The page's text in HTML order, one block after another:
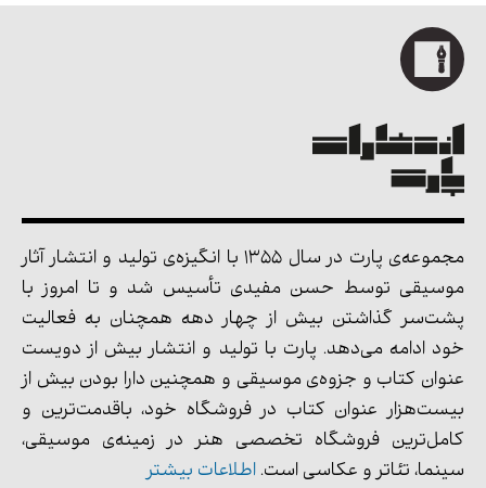
مجموعه‌ی پارت در سال 1355 با انگیزه‌ی تولید و انتشار آثار
موسیقی توسط حسن مفیدی تأسیس شد و تا امروز با
پشت‌سر گذاشتن بیش از چهار دهه همچنان به فعالیت
خود ادامه می‌دهد. پارت با تولید و انتشار بیش از دویست
عنوان کتاب و جزوه‌ی موسیقی و همچنین دارا بودن بیش از
بیست‌هزار عنوان کتاب در فروشگاه خود، باقدمت‌ترین و
کامل‌ترین فروشگاه تخصصی هنر در زمینه‌ی موسیقی،
سینما، تئاتر و عکاسی است. اطلاعات بیشتر